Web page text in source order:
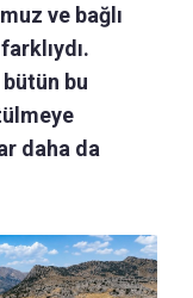
ve bağlı
bu
daha da